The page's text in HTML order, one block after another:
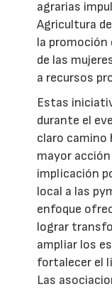
agrarias
Agricultura
la promoción
de las
a recursos
Estas
durante el
claro camino
mayor
implicación
local a las
enfoque
lograr
ampliar los
fortalecer el
Las